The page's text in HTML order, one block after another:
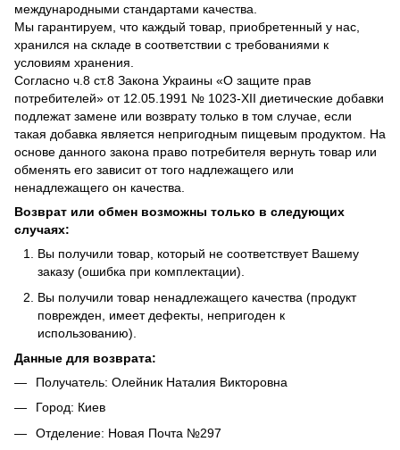
международными стандартами качества.
Мы гарантируем, что каждый товар, приобретенный у нас,
хранился на складе в соответствии с требованиями к
условиям хранения.
Согласно ч.8 ст.8 Закона Украины «О защите прав
потребителей» от 12.05.1991 № 1023-ХII диетические добавки
подлежат замене или возврату только в том случае, если
такая добавка является непригодным пищевым продуктом. На
основе данного закона право потребителя вернуть товар или
обменять его зависит от того надлежащего или
ненадлежащего он качества.
Возврат или обмен возможны только в следующих
случаях:
Вы получили товар, который не соответствует Вашему
заказу (ошибка при комплектации).
Вы получили товар ненадлежащего качества (продукт
поврежден, имеет дефекты, непригоден к
использованию).
Данные для возврата:
Получатель: Олейник Наталия Викторовна
Город: Киев
Отделение: Новая Почта №297